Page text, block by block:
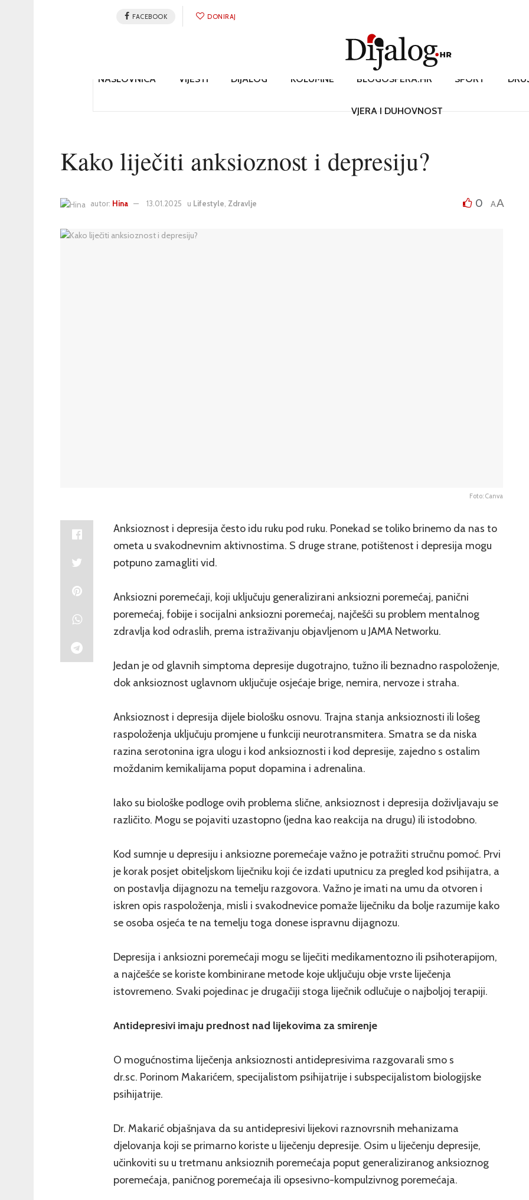
FACEBOOK DONIRAJ
NASLOVNICA VIJESTI DIJALOG KOLUMNE BLOGOSFERA.HR SPORT
VJERA I DUHOVNOST
Kako liječiti anksioznost i depresiju?
autor: Hina 13.01.2025 u Lifestyle Zdravlje 0 AA
Foto: Canva
Anksioznost i depresija često idu ruku pod ruku. Ponekad se toliko brinemo da nas to
ometa u svakodnevnim aktivnostima. S druge strane, potištenost i depresija mogu
potpuno zamagliti vid.
Anksiozni poremećaji, koji uključuju generalizirani anksiozni poremećaj, panični
poremećaj, fobije i socijalni anksiozni poremećaj, najčešći su problem mentalnog
zdravlja kod odraslih, prema istraživanju objavljenom u JAMA Networku.
Jedan je od glavnih simptoma depresije dugotrajno, tužno ili beznadno raspoloženje,
dok anksioznost uglavnom uključuje osjećaje brige, nemira, nervoze i straha.
Anksioznost i depresija dijele biološku osnovu. Trajna stanja anksioznosti ili lošeg
raspoloženja uključuju promjene u funkciji neurotransmitera. Smatra se da niska
razina serotonina igra ulogu i kod anksioznosti i kod depresije, zajedno s ostalim
moždanim kemikalijama poput dopamina i adrenalina.
Iako su biološke podloge ovih problema slične, anksioznost i depresija doživljavaju se
različito. Mogu se pojaviti uzastopno (jedna kao reakcija na drugu) ili istodobno.
Kod sumnje u depresiju i anksiozne poremećaje važno je potražiti stručnu pomoć. Prvi
je korak posjet obiteljskom liječniku koji će izdati uputnicu za pregled kod psihijatra, a
on postavlja dijagnozu na temelju razgovora. Važno je imati na umu da otvoren i
iskren opis raspoloženja, misli i svakodnevice pomaže liječniku da bolje razumije kako
se osoba osjeća te na temelju toga donese ispravnu dijagnozu.
Depresija i anksiozni poremećaji mogu se liječiti medikamentozno ili psihoterapijom,
a najčešće se koriste kombinirane metode koje uključuju obje vrste liječenja
istovremeno. Svaki pojedinac je drugačiji stoga liječnik odlučuje o najboljoj terapiji.
Antidepresivi imaju prednost nad lijekovima za smirenje
O mogućnostima liječenja anksioznosti antidepresivima razgovarali smo s
dr.sc. Porinom Makarićem, specijalistom psihijatrije i subspecijalistom biologijske
psihijatrije.
Dr. Makarić objašnjava da su antidepresivi lijekovi raznovrsnih mehanizama
djelovanja koji se primarno koriste u liječenju depresije. Osim u liječenju depresije,
učinkoviti su u tretmanu anksioznih poremećaja poput generaliziranog anksioznog
poremećaja, paničnog poremećaja ili opsesivno-kompulzivnog poremećaja.